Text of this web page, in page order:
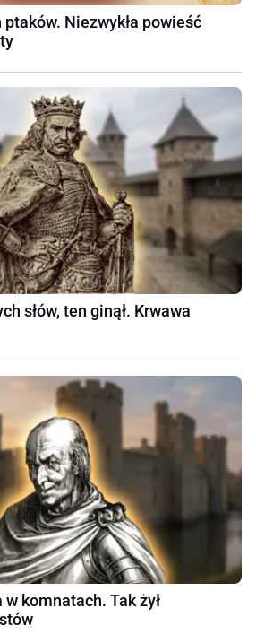
Niezwykła powieść
słów, ten ginął. Krwawa
komnatach. Tak żył